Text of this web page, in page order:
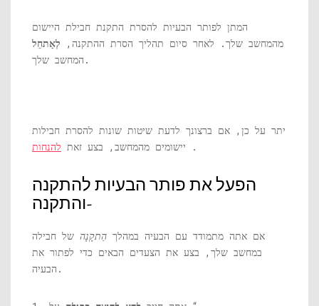
המתן לפותר הבעיות להסרת התקנת חבילת היישום
מהמחשב שלך. לאחר סיום תהליך הסרת ההתקנה, לְאַתחֵל
המחשב שלך.
יתר על כן, אם ברצונך לדעת שיטות שונות להסרת חבילות
יישומים מהמחשב, בצע זאת להנחות .
הפעל את פותר הבעיות להתקנה
והתקנה-
אם אתה מתמודד עם הבעיה במהלך הַתקָנָה של חבילה
במחשב שלך, בצע את הצעדים הבאים כדי לפתור את
הבעיה.